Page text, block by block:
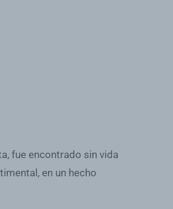
fue encontrado sin vida
en un hecho